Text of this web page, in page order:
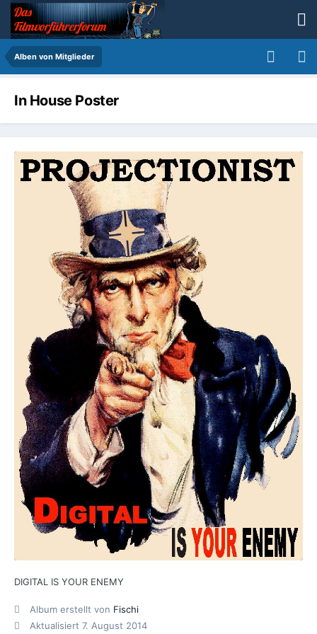
Alben von Mitglieder
In House Poster
DIGITAL IS YOUR ENEMY
Album erstellt von Fischi
Aktualisiert7. August 2014